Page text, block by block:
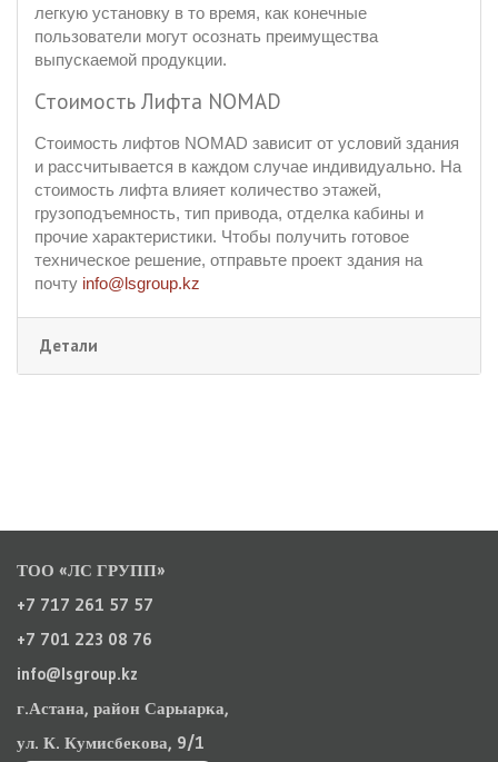
легкую установку в то время, как конечные
пользователи могут осознать преимущества
выпускаемой продукции.
Стоимость Лифта NOMAD
Стоимость лифтов NOMAD зависит от условий здания
и рассчитывается в каждом случае индивидуально. На
стоимость лифта влияет количество этажей,
грузоподъемность, тип привода, отделка кабины и
прочие характеристики. Чтобы получить готовое
техническое решение, отправьте проект здания на
почту info@lsgroup.kz
Детали
ТОО «ЛС ГРУПП»
+7 717 261 57 57
+7 701 223 08 76
info@lsgroup.kz
г.Астана, район Сарыарка,
ул. К. Кумисбекова, 9/1